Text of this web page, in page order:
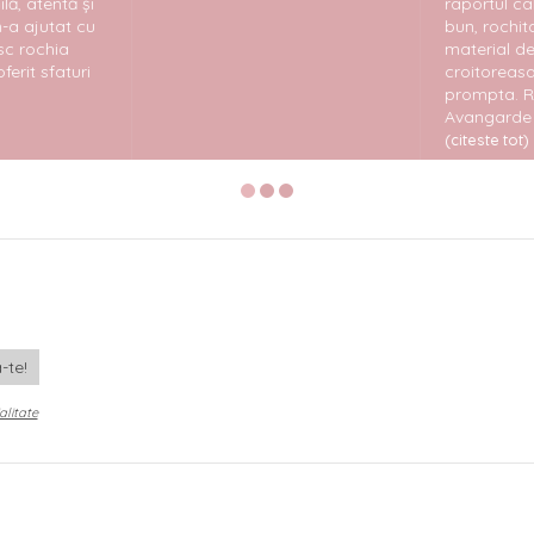
a ajutat cu
rochia
sfaturi
bun,
material
prompta.
Avangarde
(citeste tot)